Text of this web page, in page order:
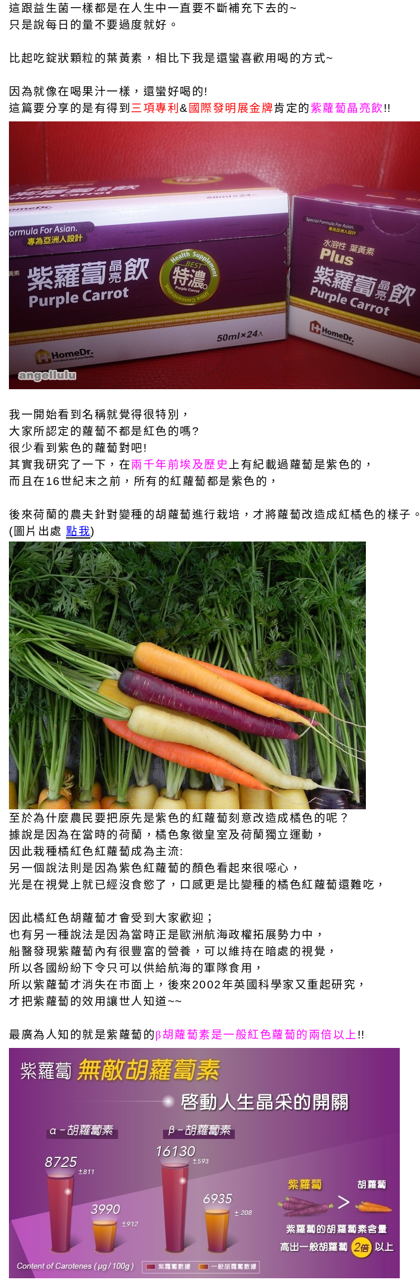
這跟益生菌一樣都是在人生中一直要不斷補充下去的~
只是說每日的量不要過度就好。
比起吃錠狀顆粒的葉黃素，相比下我是還蠻喜歡用喝的方式~
因為就像在喝果汁一樣，還蠻好喝的!
這篇要分享的是有得到 三項專利 & 國際發明展金牌肯定的紫蘿蔔晶亮飲!!
我一開始看到名稱就覺得很特別，
大家所認定的蘿蔔不都是紅色的嗎?
很少看到紫色的蘿蔔對吧!
其實我研究了一下，在兩千年前埃及歷史 上有紀載過蘿蔔是紫色的，
而且在16世紀末之前，所有的紅蘿蔔都是紫色的，
後來荷蘭的農夫針對變種的胡蘿蔔進行栽培，才將蘿蔔改造成紅橘色的樣子。
(圖片出處 點我)
至於為什麼農民要把原先是紫色的紅蘿蔔刻意改造成橘色的呢？
據說是因為在當時的荷蘭，橘色象徵皇室及荷蘭獨立運動，
因此栽種橘紅色紅蘿蔔成為主流:
另一個說法則是因為紫色紅蘿蔔的顏色看起來很噁心，
光是在視覺上就已經沒食慾了，口感更是比變種的橘色紅蘿蔔還難吃，
因此橘紅色胡蘿蔔才會受到大家歡迎；
也有另一種說法是因為當時正是歐洲航海政權拓展勢力中，
船醫發現紫蘿蔔內有很豐富的營養，可以維持在暗處的視覺，
所以各國紛紛下令只可以供給航海的軍隊食用，
所以紫蘿蔔才消失在市面上，後來2002年英國科學家又重起研究，
才把紫蘿蔔的效用讓世人知道~~
最廣為人知的就是紫蘿蔔的β胡蘿蔔素是一般紅色蘿蔔的兩倍以上 !!